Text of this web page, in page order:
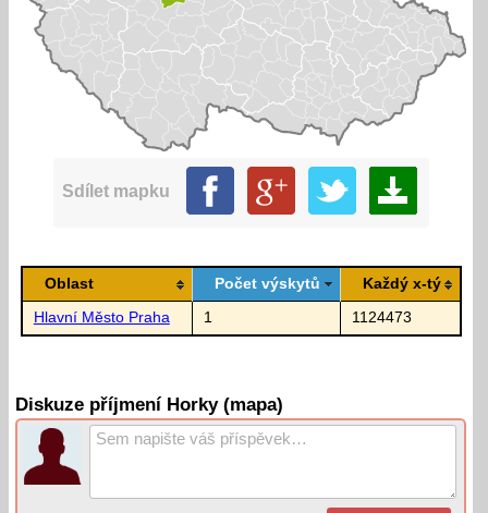
Sdílet mapku
Oblast Počet výskytů Každý x-tý
Hlavní Město Praha 1 1124473
Diskuze příjmení Horky (mapa)